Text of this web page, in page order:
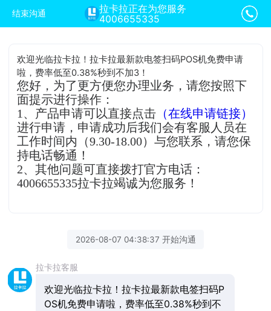
结束沟通
拉卡拉正在为您服务
4006655335
欢迎光临拉卡拉！拉卡拉最新款电签扫码POS机免费申请
啦，费率低至0.38%秒到不加3！
您好，为了更方便您办理业务，请您按照下
面提示进行操作：
1、产品申请可以直接点击 （在线申请链接）
进行申请，申请成功后我们会有客服人员在
工作时间内（9.30-18.00）与您联系，请您保
持电话畅通！
2、其他问题可直接拨打官方电话：
4006655335拉卡拉竭诚为您服务！
2026-08-07 04:38:37 开始沟通
拉卡拉客服
欢迎光临拉卡拉！拉卡拉最新款电签扫码P
OS机免费申请啦，费率低至0.38%秒到不